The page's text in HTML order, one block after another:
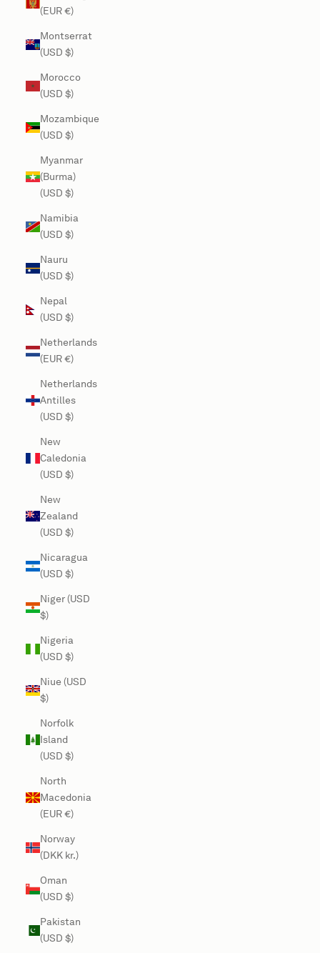
(EUR €)
Montserrat
(USD $)
Morocco
(USD $)
Mozambique
(USD $)
Myanmar
(Burma)
(USD $)
Namibia
(USD $)
Nauru
(USD $)
Nepal
(USD $)
Netherlands
(EUR €)
Netherlands
Antilles
(USD $)
New
Caledonia
(USD $)
New
Zealand
(USD $)
Nicaragua
(USD $)
Niger (USD
$)
Nigeria
(USD $)
Niue (USD
$)
Norfolk
Island
(USD $)
North
Macedonia
(EUR €)
Norway
(DKK kr.)
Oman
(USD $)
Pakistan
(USD $)